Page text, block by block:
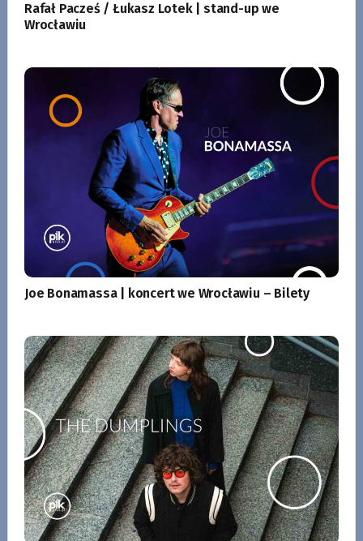
Rafał Pacześ / Łukasz Lotek | stand-up we
Wrocławiu
Joe Bonamassa | koncert we Wrocławiu – Bilety